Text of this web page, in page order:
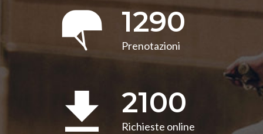
1290
Prenotazioni
2100
Richieste online